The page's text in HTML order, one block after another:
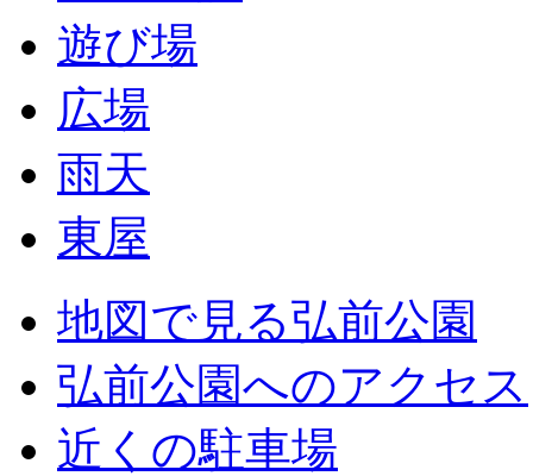
遊び場
広場
雨天
東屋
地図で見る弘前公園
弘前公園へのアクセス
近くの駐車場